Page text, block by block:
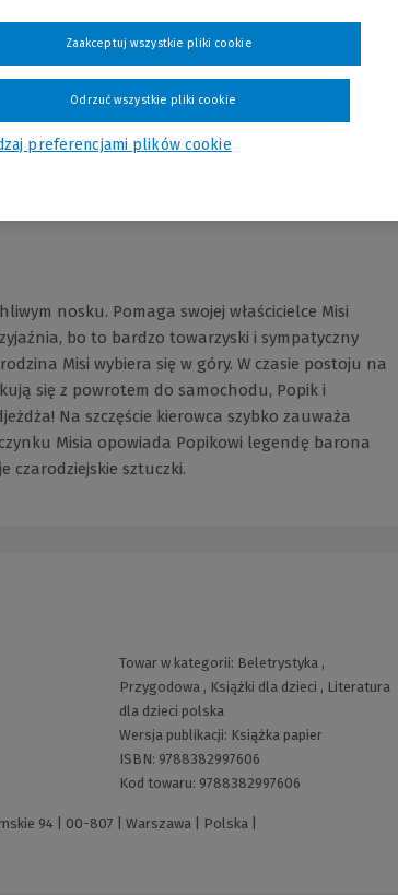
nosku. Pomaga swojej właścicielce Misi
bo to bardzo towarzyski i sympatyczny
Misi wybiera się w góry. W czasie postoju na
się z powrotem do samochodu, Popik i
Na szczęście kierowca szybko zauważa
Misia opowiada Popikowi legendę barona
czarodziejskie sztuczki.
Towar w kategorii: Beletrystyka,
Przygodowa, Książki dla dzieci , Literatura
dla dzieci polska
Wersja publikacji: Książka papier
ISBN: 9788382997606
Kod towaru: 9788382997606
94 | 00-807 | Warszawa | Polska |
preferencjami plików cookie
Odrzuć wszystkie pliki cookie
Zaakceptuj wszystkie pliki cookie